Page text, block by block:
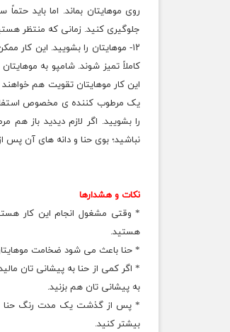
روی موهایتان بماند. اما باید
جلوگیری کنید. زمانی که منتظر
۱۲- موهایتان را بشویید. این
کاملاً تمیز شوند. شامپو به
این کار موهایتان تقویت هم
یک مرطوب کننده ی مخصوص
را بشویید. اگر لازم دیدید باز هم
نباشید؛ بوی حنا و دانه های آن پس
نکات و هشدارها
* وقتی مشغول انجام این کار
هستید.
* حنا باعث می شود ضخامت
* اگر کمی از حنا به پیشانی تان
به پیشانی تان هم بزنید.
* پس از گذشت یک مدت رنگ حنا
بیشتر کنید.